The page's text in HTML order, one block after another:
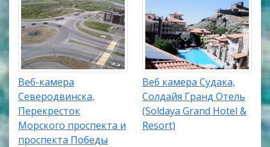
Веб-камера
Северодвинска,
Перекресток
Морского проспекта и
проспекта Победы
Веб камера Судака,
Солдайя Гранд Отель
(Soldaya Grand Hotel &
Resort)